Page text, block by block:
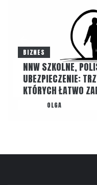
BIZNES
NNW SZKOLNE,
UBEZPIECZENIE:
KTÓRYCH ŁATWO
OLGA